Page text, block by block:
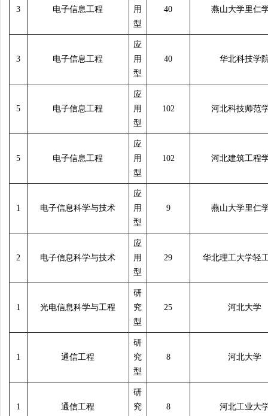
3 电子信息工程
用
型
40 燕山大学里仁
3 电子信息工程
应
用
型
40 华北科技学
5 电子信息工程
应
用
型
102 河北科技师范
5 电子信息工程
应
用
型
102 河北建筑工程
1 电子信息科学与技术
应
用
型
9 燕山大学里仁
2 电子信息科学与技术
应
用
型
29 华北理工大学轻
1 光电信息科学与工程
研
究
型
25 河北大学
1 通信工程
研
究
型
8 河北大学
1 通信工程
研
究
8 河北工业大